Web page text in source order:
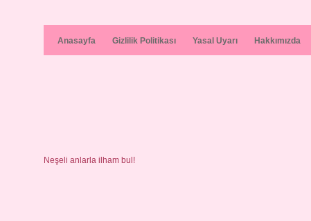
Anasayfa Gizlilik Politikası Yasal Uyarı Hakkımızda
Neşeli anlarla ilham bul!